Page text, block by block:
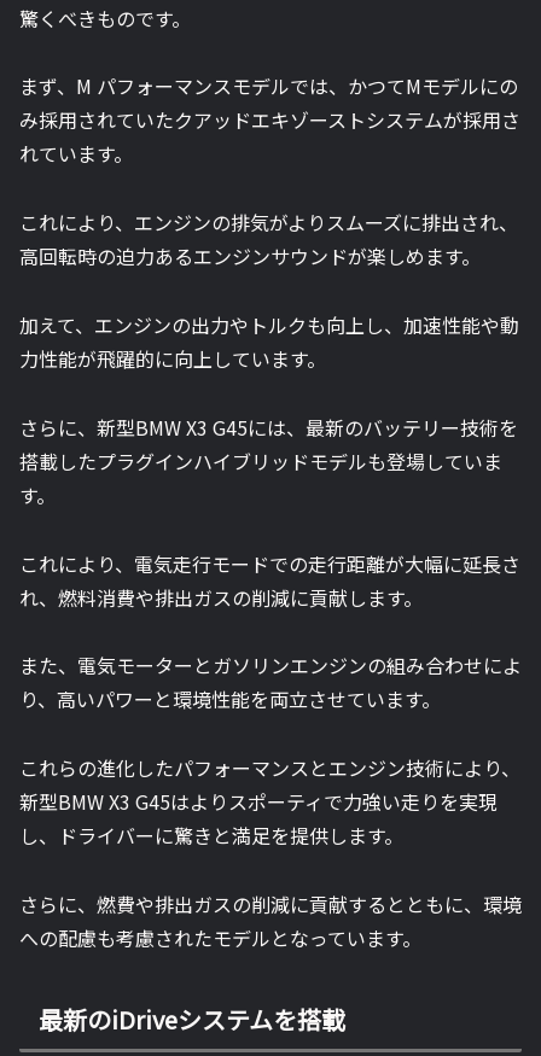
驚くべきものです。
まず、M パフォーマンスモデルでは、かつてMモデルにの
み採用されていたクアッドエキゾーストシステムが採用さ
れています。
これにより、エンジンの排気がよりスムーズに排出され、
高回転時の迫力あるエンジンサウンドが楽しめます。
加えて、エンジンの出力やトルクも向上し、加速性能や動
力性能が飛躍的に向上しています。
さらに、新型BMW X3 G45には、最新のバッテリー技術を
搭載したプラグインハイブリッドモデルも登場していま
す。
これにより、電気走行モードでの走行距離が大幅に延長さ
れ、燃料消費や排出ガスの削減に貢献します。
また、電気モーターとガソリンエンジンの組み合わせによ
り、高いパワーと環境性能を両立させています。
これらの進化したパフォーマンスとエンジン技術により、
新型BMW X3 G45はよりスポーティで力強い走りを実現
し、ドライバーに驚きと満足を提供します。
さらに、燃費や排出ガスの削減に貢献するとともに、環境
への配慮も考慮されたモデルとなっています。
最新のiDriveシステムを搭載